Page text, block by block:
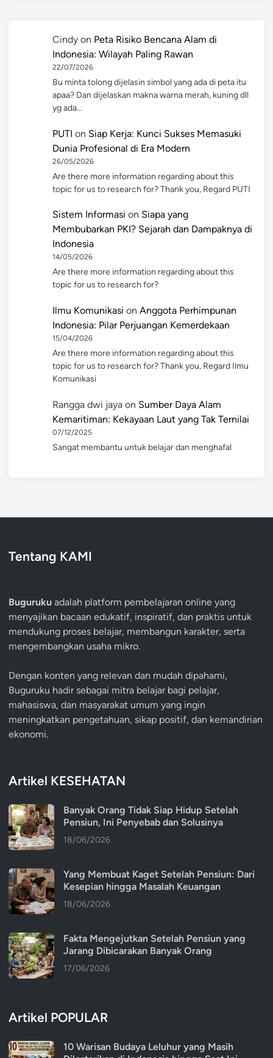
Cindy on Peta Risiko Bencana Alam di
Indonesia: Wilayah Paling Rawan
22/07/2026
Bu minta tolong dijelasin simbol yang ada di peta itu
apaa? Dan dijelaskan makna warna merah, kuning dll
yg ada…
PUTI on Siap Kerja: Kunci Sukses Memasuki
Dunia Profesional di Era Modern
26/05/2026
Are there more information regarding about this
topic for us to research for? Thank you, Regard PUTI
Sistem Informasi on Siapa yang
Membubarkan PKI? Sejarah dan Dampaknya di
Indonesia
14/05/2026
Are there more information regarding about this
topic for us to research for?
Ilmu Komunikasi on Anggota Perhimpunan
Indonesia: Pilar Perjuangan Kemerdekaan
15/04/2026
Are there more information regarding about this
topic for us to research for? Thank you, Regard Ilmu
Komunikasi
Rangga dwi jaya on Sumber Daya Alam
Kemaritiman: Kekayaan Laut yang Tak Ternilai
07/12/2025
Sangat membantu untuk belajar dan menghafal
Tentang KAMI
Buguruku adalah platform pembelajaran online yang
menyajikan bacaan edukatif, inspiratif, dan praktis untuk
mendukung proses belajar, membangun karakter, serta
mengembangkan usaha mikro.
Dengan konten yang relevan dan mudah dipahami,
Buguruku hadir sebagai mitra belajar bagi pelajar,
mahasiswa, dan masyarakat umum yang ingin
meningkatkan pengetahuan, sikap positif, dan kemandirian
ekonomi.
Artikel KESEHATAN
Banyak Orang Tidak Siap Hidup Setelah
Pensiun, Ini Penyebab dan Solusinya
18/06/2026
Yang Membuat Kaget Setelah Pensiun: Dari
Kesepian hingga Masalah Keuangan
18/06/2026
Fakta Mengejutkan Setelah Pensiun yang
Jarang Dibicarakan Banyak Orang
17/06/2026
Artikel POPULAR
10 Warisan Budaya Leluhur yang Masih